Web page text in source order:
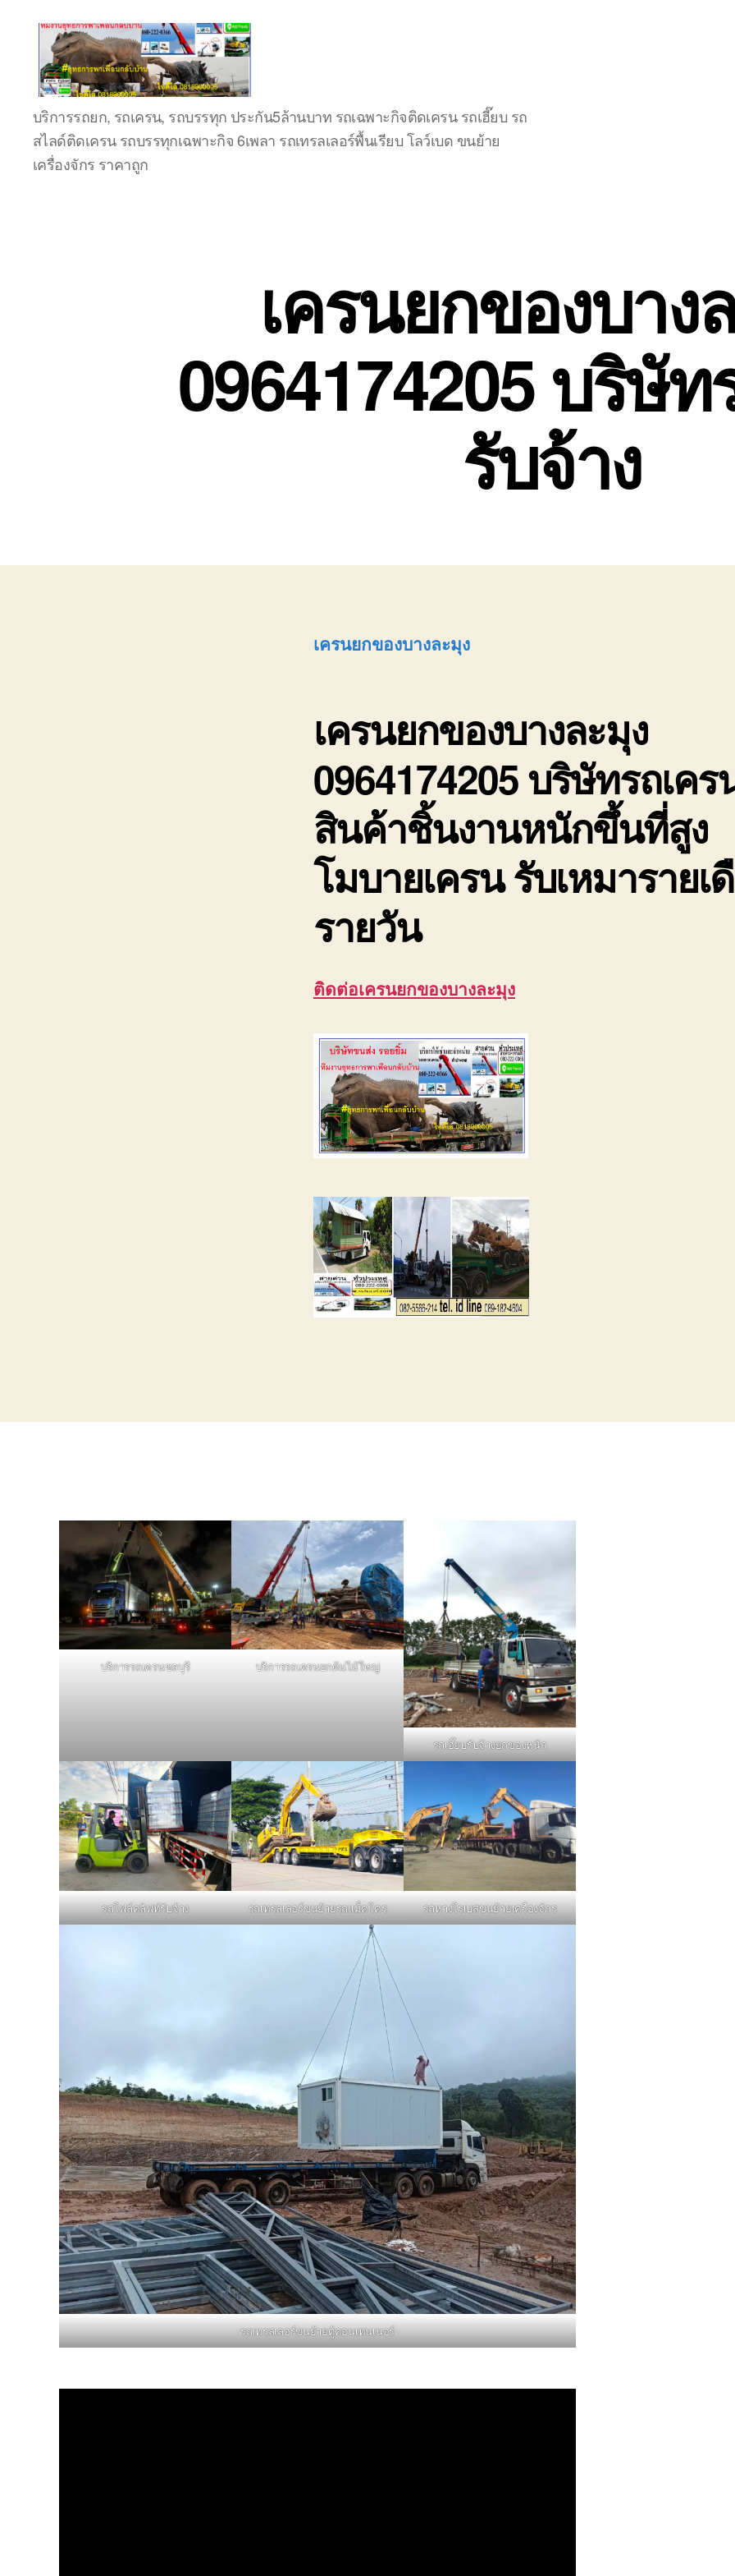
ชลบุรี
รถ
เครน
ยก
ของ
บริการรถยก, รถเครน, รถบรรทุก ประกัน5ล้านบาท รถเฉพาะกิจติดเครน รถเฮี๊ยบ รถ
สไลด์ติดเครน รถบรรทุกเฉพาะกิจ 6เพลา รถเทรลเลอร์พื้นเรียบ โลว์เบด ขนย้าย
เครื่องจักร ราคาถูก
เครนยกของบาง
0964174205 บริษัท
รับจ้าง
เครนยกของบางละมุง
เครนยกของบางละมุง
0964174205 บริษัทรถเค
สินค้าชิ้นงานหนักขึ้นที่สูง
โมบายเครน รับเหมารายเ
รายวัน
ติดต่อเครนยกของบางละมุง
บริการรถเครนชลบุรี บริการรถเครนยกต้นไม้ใหญ่
รถเฮี๊ยบรับจ้างยกของหนัก
รถโฟล์คลิฟท์รับจ้าง รถเทรลเลอร์ขนย้ายรถแม็คโคร รถหางโรเบสขนย้ายเครื่องจักร
รถเทรลเลอร์ขนย้ายตู้คอนเทนเนอร์